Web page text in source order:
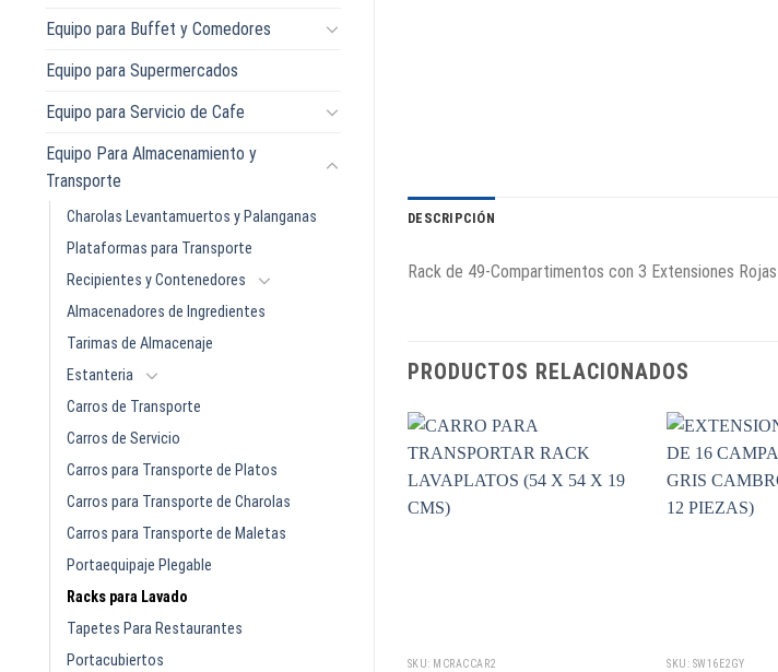
Equipo para Buffet y Comedores
Equipo para Supermercados
Equipo para Servicio de Cafe
Equipo Para Almacenamiento y
Transporte
Charolas Levantamuertos y Palanganas
Plataformas para Transporte
Recipientes y Contenedores
Almacenadores de Ingredientes
Tarimas de Almacenaje
Estanteria
Carros de Transporte
Carros de Servicio
Carros para Transporte de Platos
Carros para Transporte de Charolas
Carros para Transporte de Maletas
Portaequipaje Plegable
Racks para Lavado
Tapetes Para Restaurantes
Portacubiertos
DESCRIPCIÓN
Rack de 49-Compartimentos con 3 Extensiones
PRODUCTOS RELACIONADOS
SKU: MCRACCAR2 SKU: SW16E2GY
SKU: MCRACPL64